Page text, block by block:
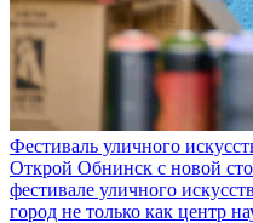
Фестиваль уличного
Открой Обнинск с новой
фестивале уличного
город не только как центр